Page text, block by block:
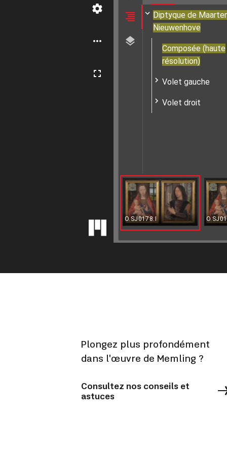
Diptyque de
Nieuwenhove
Composée (haute
résolution)
Volet gauche
Volet droit
O.SJ0178.I
Plongez plus profondément
dans l'œuvre de Memling ?
Consultez nos conseils et
astuces